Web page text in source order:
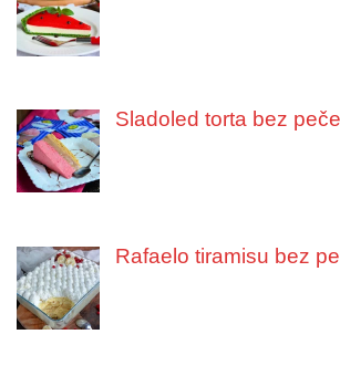
Sladoled torta bez
Rafaelo tiramisu bez